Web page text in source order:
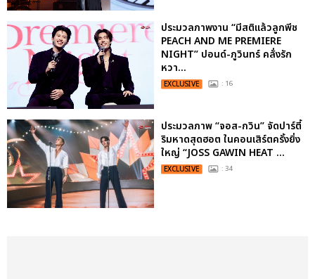
ประมวลภาพงาน “มีสติแล้วลูกพีช
PEACH AND ME PREMIERE
NIGHT” ปอนด์-ภูวินทร์ คลั่งรัก
หวา...
EXCLUSIVE : 16
ประมวลภาพ “จอส-กวิน” จัดปาร์ตี้
ริมหาดสุดฮอต ในคอนเสิร์ตครั้งยิ่ง
ใหญ่ “JOSS GAWIN HEAT ...
EXCLUSIVE : 34